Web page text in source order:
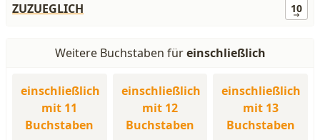
ZUZUEGLICH 10
Weitere Buchstaben füreinschließlich
einschließlich
mit 11
Buchstaben
einschließlich
mit 12
Buchstaben
einschließlich
mit 13
Buchstaben